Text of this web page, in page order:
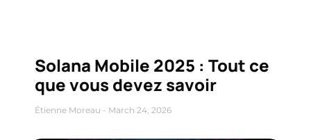
Solana Mobile 2025 : Tout ce
que vous devez savoir
Étienne Moreau March 24, 2026